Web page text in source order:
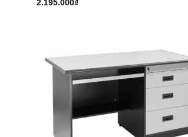
2.195.000₫